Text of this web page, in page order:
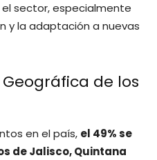
sector, especialmente
y la adaptación a nuevas
de los
en el país, el 49% se
de Jalisco, Quintana